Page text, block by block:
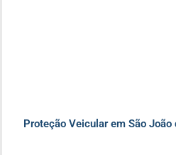
Proteção Veicular em São João